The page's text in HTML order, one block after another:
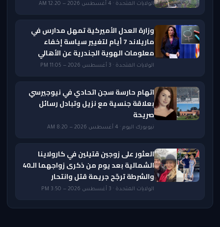
الولايات المتحدة · 4 أغسطس 2026 — 12:20 AM
وزارة العدل الأميركية تمهل مدارس في
ماريلاند 7 أيام لتغيير سياسة إخفاء
معلومات الهوية الجندرية عن الأهالي
الولايات المتحدة · 3 أغسطس 2026 — 11:05 PM
اتهام حارسة سجن اتحادي في نيوجيرسي
بعلاقة جنسية مع نزيل وتبادل رسائل
صريحة
نيويورك اليوم · 4 أغسطس 2026 — 8:20 AM
العثور على زوجين قتيلين في كارولاينا
الشمالية بعد يوم من ذكرى زواجهما الـ40
والشرطة ترجّح جريمة قتل وانتحار
الولايات المتحدة · 3 أغسطس 2026 — 3:50 PM